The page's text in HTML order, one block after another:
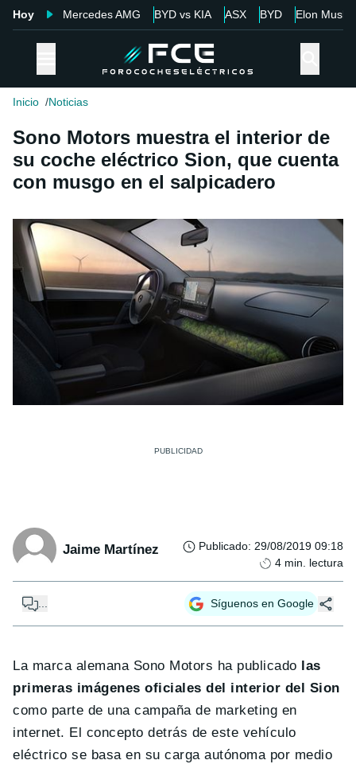
Hoy Mercedes AMG BYD vs KIA ASX BYD Elon Musk
Inicio Noticias
Sono Motors muestra el interior de
su coche eléctrico Sion, que cuenta
con musgo en el salpicadero
Jaime Martínez Publicado: 29/08/2019 09:18
4 min. lectura
... Síguenos en Google
La marca alemana Sono Motors ha publicado
las
primeras imágenes oficiales del interior del Sion
como parte de una campaña de marketing en
internet. El concepto detrás de este vehículo
eléctrico se basa en su carga autónoma por medio